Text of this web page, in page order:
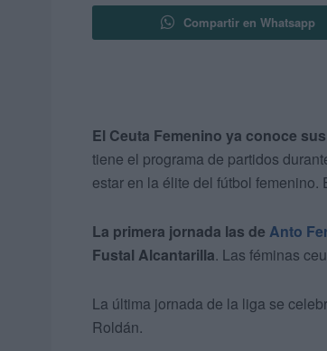
Compartir en Whatsapp
El Ceuta Femenino ya conoce
tiene el programa de partidos
estar en la élite del fútbol
La primera jornada las de Anto
Fustal Alcantarilla. Las féminas
La última jornada de la liga se
Roldán.